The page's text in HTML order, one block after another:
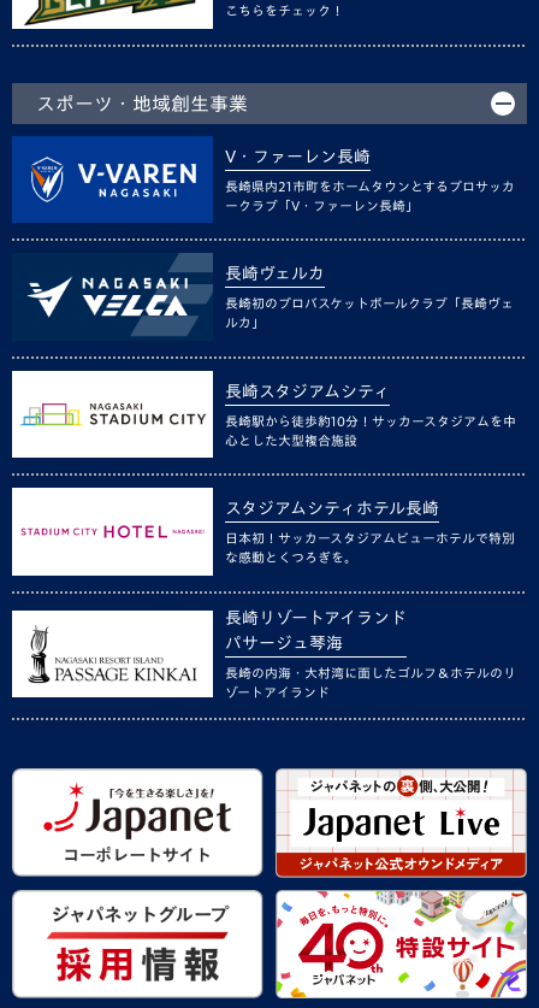
こちらをチェック！
スポーツ・地域創生事業
V・ファーレン長崎
長崎県内21市町をホームタウンとするプロサッカ
ークラブ「V・ファーレン長崎」
長崎ヴェルカ
長崎初のプロバスケットボールクラブ「長崎ヴェ
ルカ」
長崎スタジアムシティ
長崎駅から徒歩約10分！サッカースタジアムを中
心とした大型複合施設
スタジアムシティホテル長崎
日本初！サッカースタジアムビューホテルで特別
な感動とくつろぎを。
長崎リゾートアイランド
パサージュ琴海
長崎の内海・大村湾に面したゴルフ＆ホテルのリ
ゾートアイランド